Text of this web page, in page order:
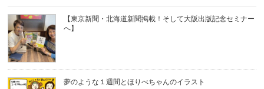
【東京新聞・北海道新聞掲載！そして大阪出版記念セミナー
へ】
夢のような１週間とほりべちゃんのイラスト